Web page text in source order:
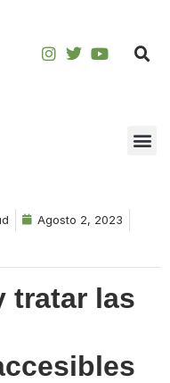
Agosto 2, 2023
tratar las